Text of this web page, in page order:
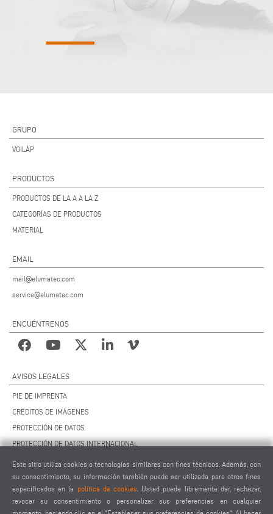
GRUPO
VOILÀP
PRODUCTOS
PRODUCTOS DE LA A A LA Z
CATEGORÍAS DE PRODUCTOS
MATERIAL
EMAIL
mail@elumatec.com
service@elumatec.com
ENCUÉNTRENOS
AVISOS LEGALES
PIE DE IMPRENTA
CRÉDITOS DE IMÁGENES
PROTECCIÓN DE DATOS
PROTECCIÓN DE DATOS INTERNACIONAL
CONTRATO DE MANTENIMIENTO REMOTO
AJUSTES DE COOKIES
CÓDIGO DE CONDUCTA PARA PROVEEDORES
Este sitio utiliza cookies o tecnologías similares con fines técnicos. Además, con
su consentimiento, su información también puede ser utilizada para otros fines
especificados en la
política de cookies . Usted puede libremente dar, rechazar,
revocar su consentimiento o personalizar sus preferencias en cualquier